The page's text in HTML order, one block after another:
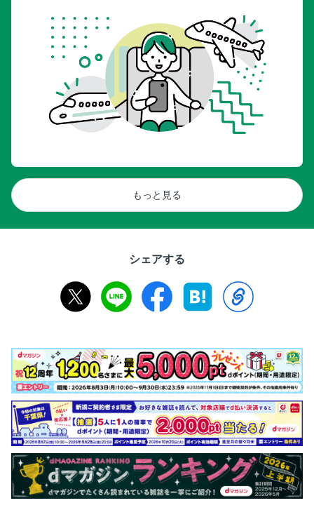
もっと見る
シェアする